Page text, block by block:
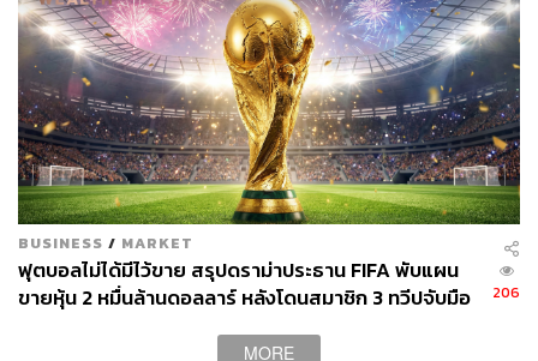
BUSINESS / MARKET
ฟุตบอลไม่ได้มีไว้ขาย สรุปดราม่าประธาน FIFA พับแผน
ขายหุ้น 2 หมื่นล้านดอลลาร์ หลังโดนสมาชิก 3 ทวีปจับมือ
206
MORE